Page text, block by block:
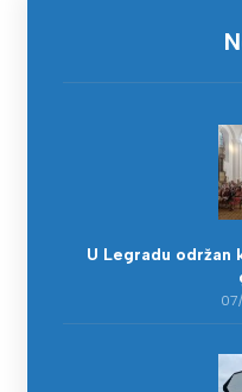
U Legradu održan